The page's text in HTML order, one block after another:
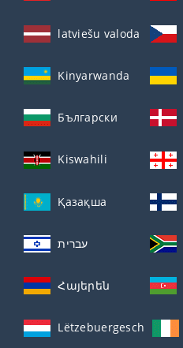
latviešu valoda
Kinyarwanda
Български
Kiswahili
Қазақша
עברית
Հայերեն
Lëtzebuergesch